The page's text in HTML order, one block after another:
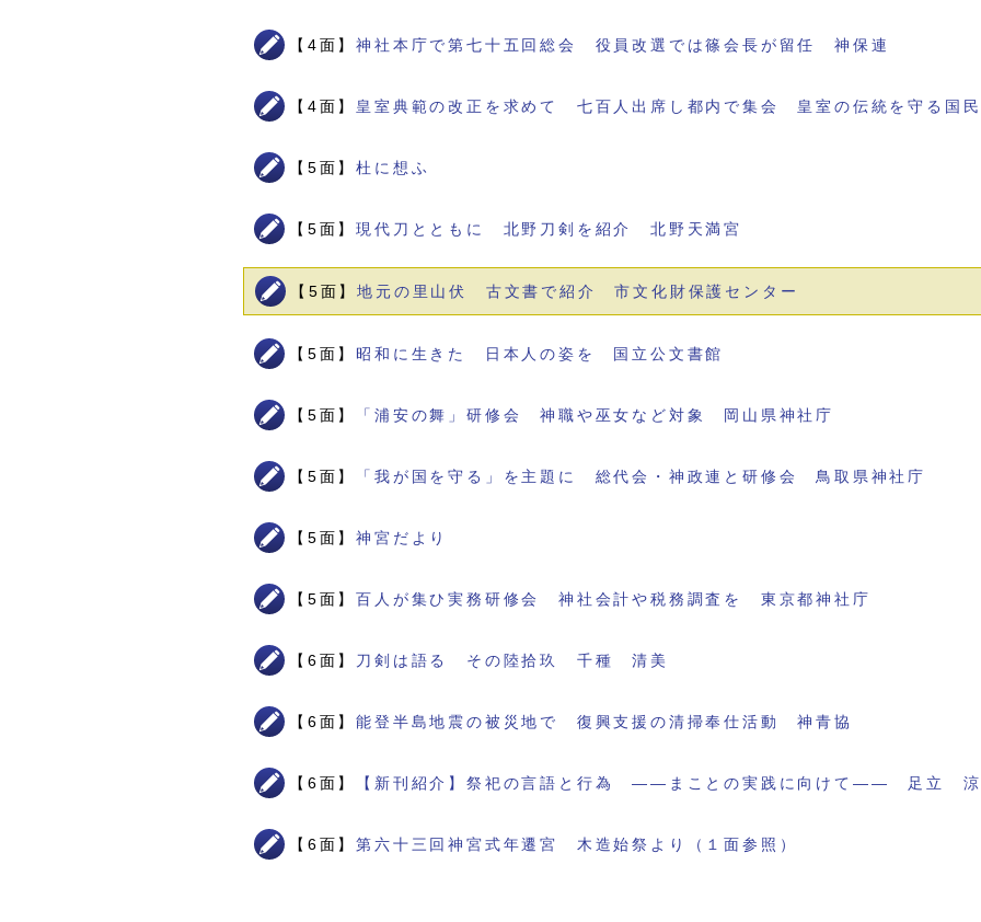
【4面】神社本庁で第七十五回総会 役員改選では篠会長が留任 神保連
【4面】 皇室典範の改正を求めて 七百人出席し都内で集会 皇室の伝統を守る国
【5面】杜に想ふ
【5面】現代刀とともに 北野刀剣を紹介 北野天満宮
【5面】地元の里山伏 古文書で紹介 市文化財保護センター
【5面】 昭和に生きた 日本人の姿を 国立公文書館
【5面】 「浦安の舞」研修会 神職や巫女など対象 岡山県神社庁
【5面】 「我が国を守る」を主題に 総代会・神政連と研修会 鳥取県神社庁
【5面】神宮だより
【5面】百人が集ひ実務研修会 神社会計や税務調査を 東京都神社庁
【6面】 刀剣は語る その陸拾玖 千種 清美
【6面】能登半島地震の被災地で 復興支援の清掃奉仕活動 神青協
【6面】 【新刊紹介】祭祀の言語と行為 ――まことの実践に向けて―― 足立
【6面】第六十三回神宮式年遷宮 木造始祭より（１面参照）